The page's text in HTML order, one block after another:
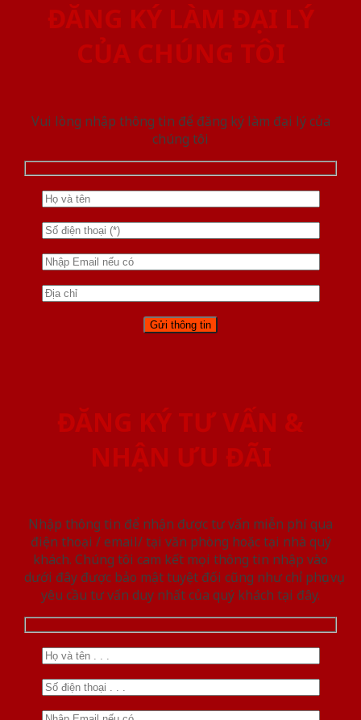
ĐĂNG KÝ LÀM ĐẠI LÝ
CỦA CHÚNG TÔI
Vui lòng nhập thông tin để đăng ký làm đại lý của
chúng tôi
ĐĂNG KÝ TƯ VẤN &
NHẬN ƯU ĐÃI
Nhập thông tin để nhận được tư vấn miễn phí qua
điện thoại / email/ tại văn phòng hoặc tại nhà quý
khách. Chúng tôi cam kết mọi thông tin nhập vào
dưới đây được bảo mật tuyệt đối cũng như chỉ phục vụ
yêu cầu tư vấn duy nhất của quý khách tại đây.